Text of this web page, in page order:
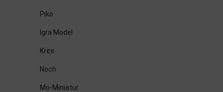
Piko
Igra Model
Kres
Noch
Mo-Miniatur